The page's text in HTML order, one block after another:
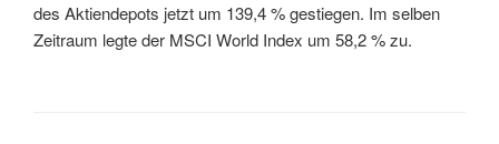
des Aktiendepots jetzt um 139,4 % gestiegen. Im selben
Zeitraum legte der MSCI World Index um 58,2 % zu.